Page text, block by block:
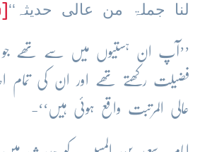
لنا جملۃ من عالی حدیثہ‘‘
’’آپ ان ہستیوں میں سے تھے جو
فضیلت رکھتے تھے اور ان کی تمام
عالی المرتبت واقع ہوئی ہیں‘‘-